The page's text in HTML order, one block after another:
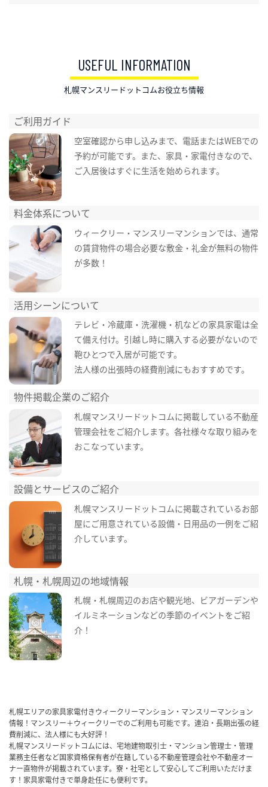
USEFUL INFORMATION
札幌マンスリードットコムお役立ち情報
ご利用ガイド
空室確認から申し込みまで、電話またはWEBでの
予約が可能です。また、家具・家電付きなので、
ご入居後はすぐに生活を始められます。
料金体系について
ウィークリー・マンスリーマンションでは、通常
の賃貸物件の場合必要な敷金・礼金が無料の物件
が多数！
活用シーンについて
テレビ・冷蔵庫・洗濯機・机などの家具家電は全
て備え付け。引越し時に購入する必要がないので
鞄ひとつで入居が可能です。
法人様の出張時の経費削減にもおすすめです。
物件掲載企業のご紹介
札幌マンスリードットコムに掲載している不動産
管理会社をご紹介します。各社様々な取り組みを
おこなっています。
設備とサービスのご紹介
札幌マンスリードットコムに掲載されているお部
屋にご用意されている設備・日用品の一例をご紹
介しています。
札幌・札幌周辺の地域情報
札幌・札幌周辺のお店や観光地、ビアガーデンや
イルミネーションなどの季節のイベントをご紹
介！
札幌エリアの家具家電付きウィークリーマンション・マンスリーマンション
情報！マンスリー＋ウィークリーでのご利用も可能です。連泊・長期出張の経
費削減に、法人様にも大好評！
札幌マンスリードットコムには、宅地建物取引士・マンション管理士・管理
業務主任者など国家資格保有者が在籍している不動産管理会社や不動産オー
ナー直物件が掲載されています。寮・社宅として安心してご利用いただけま
す！家具家電付きで単身赴任にも便利です。